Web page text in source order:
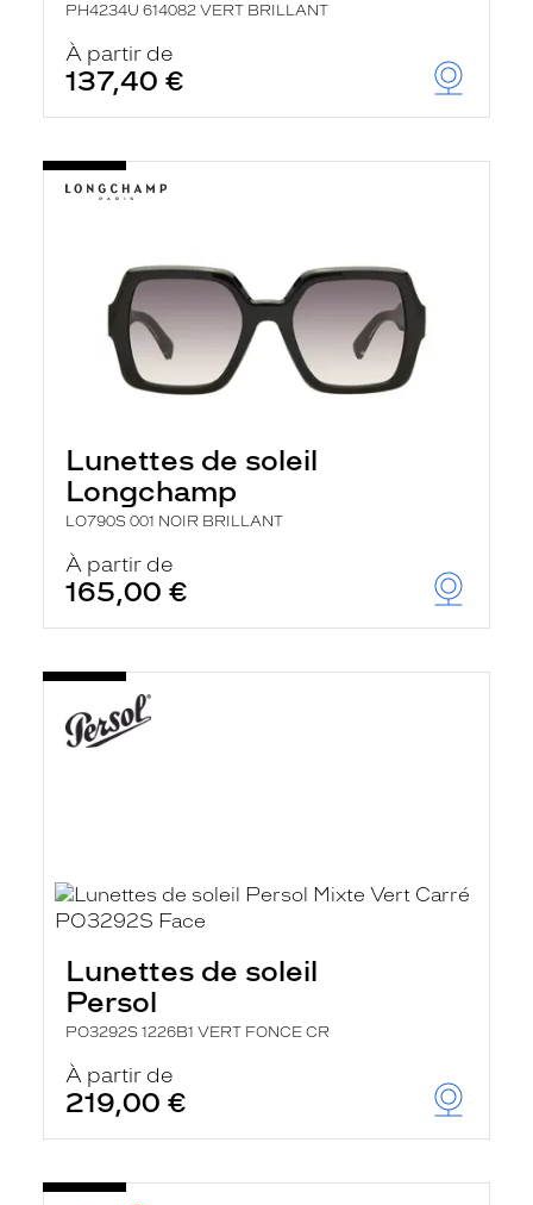
PH4234U 614082 VERT BRILLANT
À partir de
137,40 €
Lunettes de soleil
Longchamp
LO790S 001 NOIR BRILLANT
À partir de
165,00 €
Lunettes de soleil
Persol
PO3292S 1226B1 VERT FONCE CR
À partir de
219,00 €